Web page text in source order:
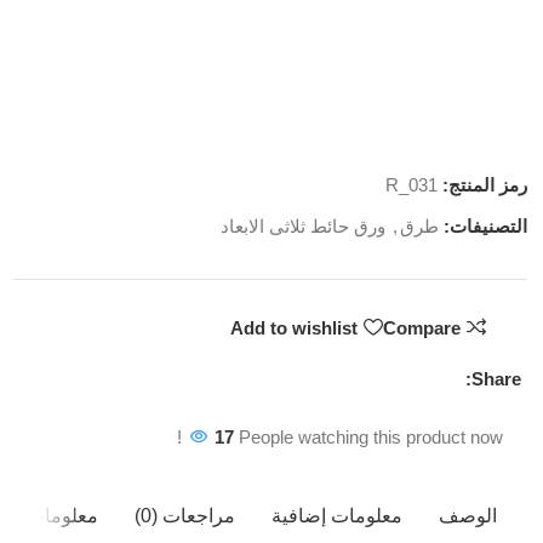
رمز المنتج: R_031
التصنيفات: طرق , ورق حائط ثلاثى الابعاد
Compare
Add to wishlist
Share:
17 People watching this product now!
الوصف معلومات إضافية مراجعات (0) معلومات